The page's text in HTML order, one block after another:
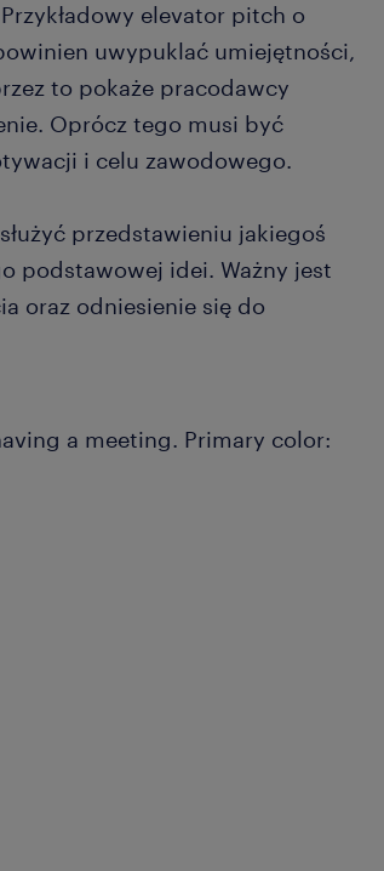
elevator pitch o
uwypuklać umiejętności,
to pokaże pracodawcy
Oprócz tego musi być
i celu zawodowego.
przedstawieniu jakiegoś
podstawowej idei. Ważny jest
oraz odniesienie się do